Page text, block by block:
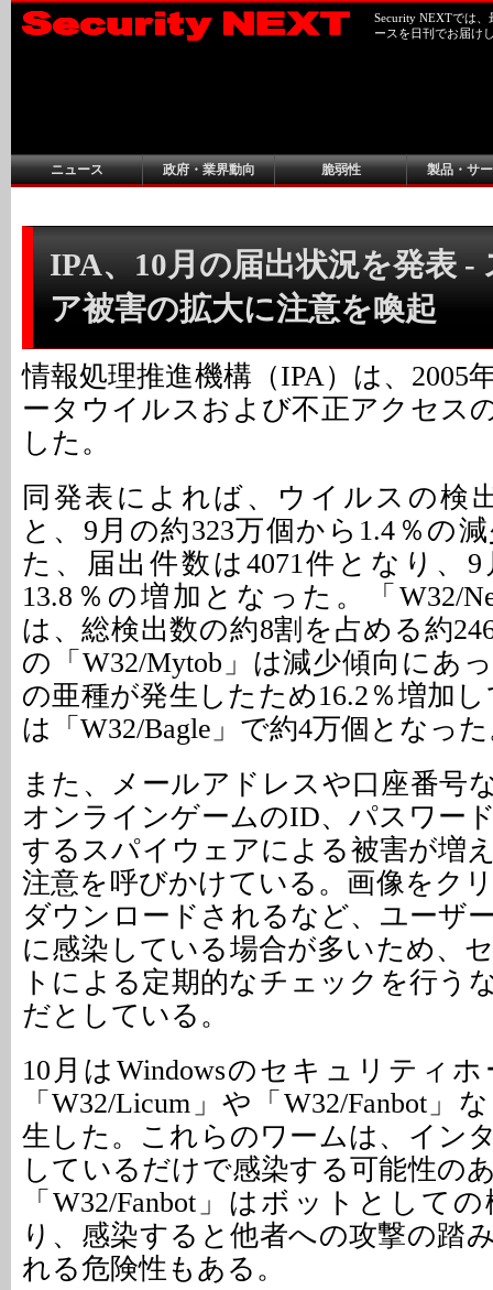
Security NEXTでは
ースを日刊でお届け
ニュース 政府・業界動向 脆弱性 製品・サ
IPA、10月の届出状況を発表 -
ア被害の拡大に注意を喚起
情報処理推進機構（IPA）は、2005
ータウイルスおよび不正アクセス
した。
同発表によれば、ウイルスの検
と、9月の約323万個から1.4％の
た、届出件数は4071件となり、9
13.8％の増加となった。「W32/
は、総検出数の約8割を占める約
の「W32/Mytob」は減少傾向にあ
の亜種が発生したため16.2％増加
は「W32/Bagle」で約4万個となっ
また、メールアドレスや口座番号
オンラインゲームのID、パスワー
するスパイウェアによる被害が増
注意を呼びかけている。画像をク
ダウンロードされるなど、ユーザ
に感染している場合が多いため、
トによる定期的なチェックを行う
だとしている。
10月はWindowsのセキュリティ
「W32/Licum」や「W32/Fanbot」
生した。これらのワームは、イン
しているだけで感染する可能性の
「W32/Fanbot」はボットとして
り、感染すると他者への攻撃の踏
れる危険性もある。